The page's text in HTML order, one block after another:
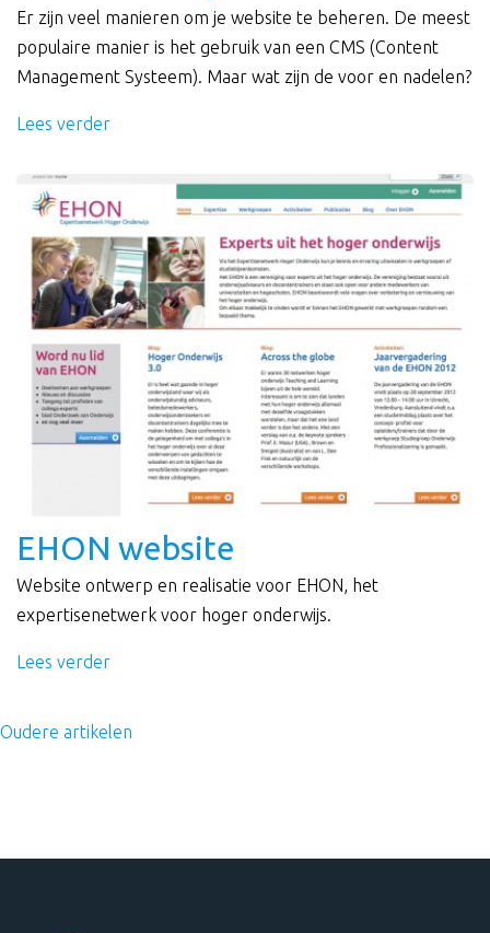
Er zijn veel manieren om je website te beheren. De meest
populaire manier is het gebruik van een CMS (Content
Management Systeem). Maar wat zijn de voor en nadelen?
Lees verder
EHON website
Website ontwerp en realisatie voor EHON, het
expertisenetwerk voor hoger onderwijs.
Lees verder
Oudere artikelen